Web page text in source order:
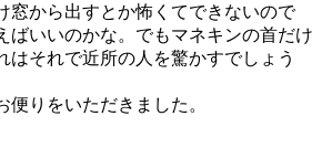
窓から出すとか怖くてできないので
ばいいのかな。でもマネキンの首だけ
はそれで近所の人を驚かすでしょう
便りをいただきました。